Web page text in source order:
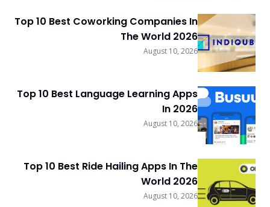
Top 10 Best Coworking Companies In
The World 2026
August 10, 2026
Top 10 Best Language Learning Apps
In 2026
August 10, 2026
Top 10 Best Ride Hailing Apps In The
World 2026
August 10, 2026